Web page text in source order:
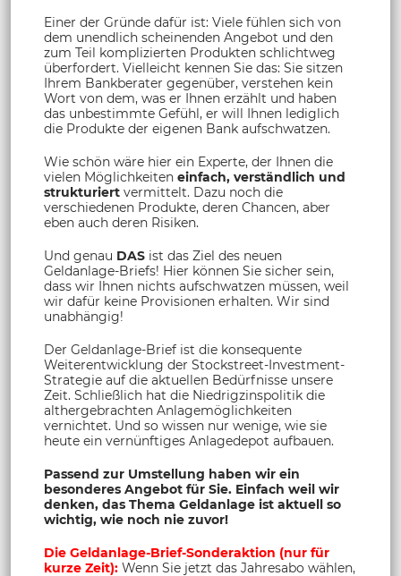
Einer der Gründe dafür ist: Viele fühlen sich von
dem unendlich scheinenden Angebot und den
zum Teil komplizierten Produkten schlichtweg
überfordert. Vielleicht kennen Sie das: Sie sitzen
Ihrem Bankberater gegenüber, verstehen kein
Wort von dem, was er Ihnen erzählt und haben
das unbestimmte Gefühl, er will Ihnen lediglich
die Produkte der eigenen Bank aufschwatzen.
Wie schön wäre hier ein Experte, der Ihnen die
vielen Möglichkeiten einfach, verständlich und
strukturiert vermittelt. Dazu noch die
verschiedenen Produkte, deren Chancen, aber
eben auch deren Risiken.
Und genau DAS ist das Ziel des neuen
Geldanlage-Briefs! Hier können Sie sicher sein,
dass wir Ihnen nichts aufschwatzen müssen, weil
wir dafür keine Provisionen erhalten. Wir sind
unabhängig!
Der Geldanlage-Brief ist die konsequente
Weiterentwicklung der Stockstreet-Investment-
Strategie auf die aktuellen Bedürfnisse unsere
Zeit. Schließlich hat die Niedrigzinspolitik die
althergebrachten Anlagemöglichkeiten
vernichtet. Und so wissen nur wenige, wie sie
heute ein vernünftiges Anlagedepot aufbauen.
Passend zur Umstellung haben wir ein
besonderes Angebot für Sie. Einfach weil wir
denken, das Thema Geldanlage ist aktuell so
wichtig, wie noch nie zuvor!
Die Geldanlage-Brief-Sonderaktion (nur für
kurze Zeit): Wenn Sie jetzt das Jahresabo wählen,